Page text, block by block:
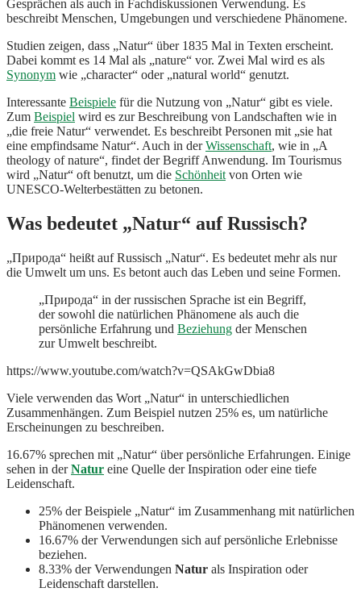
Gesprächen als auch in Fachdiskussionen Verwendung. Es
beschreibt Menschen, Umgebungen und verschiedene Phänomene.
Studien zeigen, dass „Natur“ über 1835 Mal in Texten erscheint.
Dabei kommt es 14 Mal als „nature“ vor. Zwei Mal wird es als
Synonym wie „character“ oder „natural world“ genutzt.
Interessante Beispiele für die Nutzung von „Natur“ gibt es viele.
Zum Beispiel wird es zur Beschreibung von Landschaften wie in
„die freie Natur“ verwendet. Es beschreibt Personen mit „sie hat
eine empfindsame Natur“. Auch in derWissenschaft, wie in „A
theology of nature“, findet der Begriff Anwendung. Im Tourismus
wird „Natur“ oft benutzt, um die Schönheit von Orten wie
UNESCO-Welterbestätten zu betonen.
Was bedeutet „Natur“ auf Russisch?
„Природа“ heißt auf Russisch „Natur“. Es bedeutet mehr als nur
die Umwelt um uns. Es betont auch das Leben und seine Formen.
„Природа“ in der russischen Sprache ist ein Begriff,
der sowohl die natürlichen Phänomene als auch die
persönliche Erfahrung und Beziehung der Menschen
zur Umwelt beschreibt.
https://www.youtube.com/watch?v=QSAkGwDbia8
Viele verwenden das Wort „Natur“ in unterschiedlichen
Zusammenhängen. Zum Beispiel nutzen 25% es, um natürliche
Erscheinungen zu beschreiben.
16.67% sprechen mit „Natur“ über persönliche Erfahrungen. Einige
sehen in derNatur eine Quelle der Inspiration oder eine tiefe
Leidenschaft.
25% der Beispiele „Natur“ im Zusammenhang mit natürlichen
Phänomenen verwenden.
16.67% der Verwendungen sich auf persönliche Erlebnisse
beziehen.
8.33% der Verwendungen Natur als Inspiration oder
Leidenschaft darstellen.